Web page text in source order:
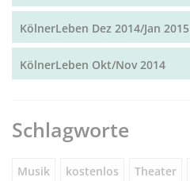
KölnerLeben Dez 2014/Jan 2015
KölnerLeben Okt/Nov 2014
Schlagworte
Musik kostenlos Theater